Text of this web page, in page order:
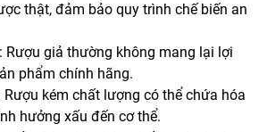
thật, đảm bảo quy trình chế biến an
Rượu giả thường không mang lại lợi
phẩm chính hãng.
Rượu kém chất lượng có thể chứa hóa
hưởng xấu đến cơ thể.